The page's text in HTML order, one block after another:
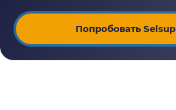
Попробовать Selsup